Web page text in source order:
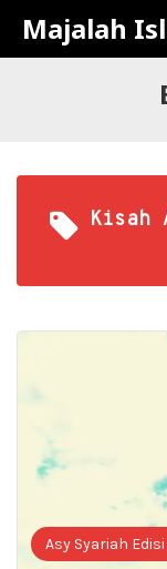
Majalah
Kisah
Asy Syariah